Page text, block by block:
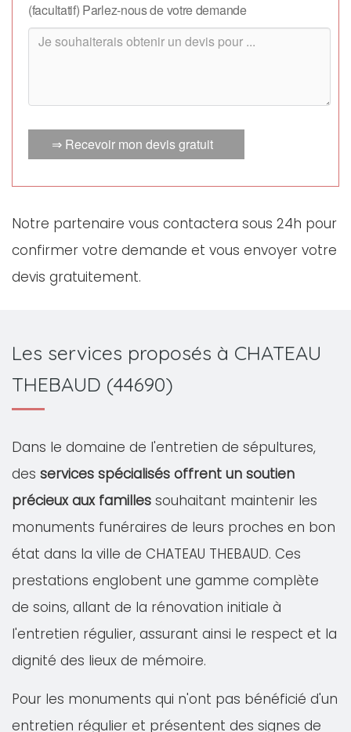
(facultatif) Parlez-nous de votre demande
⇒ Recevoir mon devis gratuit
Notre partenaire vous contactera sous 24h pour
confirmer votre demande et vous envoyer votre
devis gratuitement.
Les services proposés à CHATEAU
THEBAUD (44690)
Dans le domaine de l'entretien de sépultures,
des services spécialisés offrent un soutien
précieux aux familles souhaitant maintenir les
monuments funéraires de leurs proches en bon
état dans la ville de CHATEAU THEBAUD. Ces
prestations englobent une gamme complète
de soins, allant de la rénovation initiale à
l'entretien régulier, assurant ainsi le respect et la
dignité des lieux de mémoire.
Pour les monuments qui n'ont pas bénéficié d'un
entretien régulier et présentent des signes de